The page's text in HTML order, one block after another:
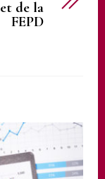
de la
FEPD